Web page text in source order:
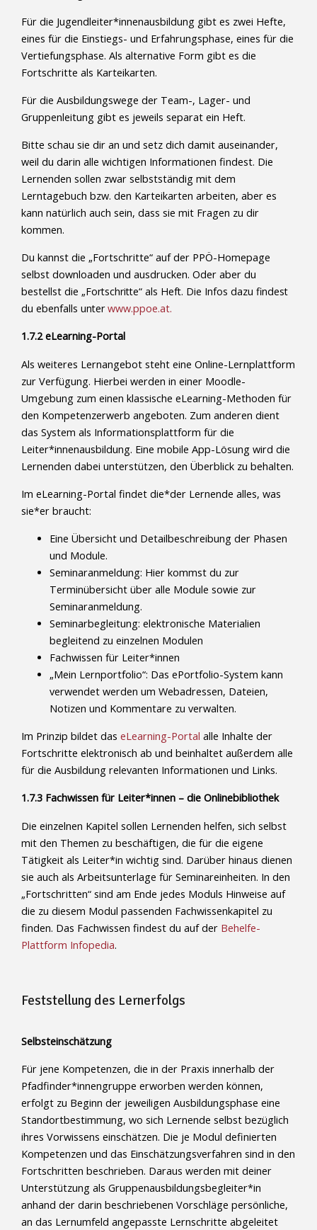
Für die Jugendleiter*innenausbildung gibt es zwei Hefte,
eines für die Einstiegs- und Erfahrungsphase, eines für die
Vertiefungsphase. Als alternative Form gibt es die
Fortschritte als Karteikarten.
Für die Ausbildungswege der Team-, Lager- und
Gruppenleitung gibt es jeweils separat ein Heft.
Bitte schau sie dir an und setz dich damit auseinander,
weil du darin alle wichtigen Informationen findest. Die
Lernenden sollen zwar selbstständig mit dem
Lerntagebuch bzw. den Karteikarten arbeiten, aber es
kann natürlich auch sein, dass sie mit Fragen zu dir
kommen.
Du kannst die „Fortschritte“ auf der PPÖ-Homepage
selbst downloaden und ausdrucken. Oder aber du
bestellst die „Fortschritte“ als Heft. Die Infos dazu findest
du ebenfalls unterwww.ppoe.at.
1.7.2 eLearning-Portal
Als weiteres Lernangebot steht eine Online-Lernplattform
zur Verfügung. Hierbei werden in einer Moodle-
Umgebung zum einen klassische eLearning-Methoden für
den Kompetenzerwerb angeboten. Zum anderen dient
das System als Informationsplattform für die
Leiter*innenausbildung. Eine mobile App-Lösung wird die
Lernenden dabei unterstützen, den Überblick zu behalten.
Im eLearning-Portal findet die*der Lernende alles, was
sie*er braucht:
Eine Übersicht und Detailbeschreibung der Phasen
und Module.
Seminaranmeldung: Hier kommst du zur
Terminübersicht über alle Module sowie zur
Seminaranmeldung.
Seminarbegleitung: elektronische Materialien
begleitend zu einzelnen Modulen
Fachwissen für Leiter*innen
„Mein Lernportfolio“: Das ePortfolio-System kann
verwendet werden um Webadressen, Dateien,
Notizen und Kommentare zu verwalten.
Im Prinzip bildet das eLearning-Portal alle Inhalte der
Fortschritte elektronisch ab und beinhaltet außerdem alle
für die Ausbildung relevanten Informationen und Links.
1.7.3 Fachwissen für Leiter*innen – die Onlinebibliothek
Die einzelnen Kapitel sollen Lernenden helfen, sich selbst
mit den Themen zu beschäftigen, die für die eigene
Tätigkeit als Leiter*in wichtig sind. Darüber hinaus dienen
sie auch als Arbeitsunterlage für Seminareinheiten. In den
„Fortschritten“ sind am Ende jedes Moduls Hinweise auf
die zu diesem Modul passenden Fachwissenkapitel zu
finden. Das Fachwissen findest du auf der Behelfe-
Plattform Infopedia.
Feststellung des Lernerfolgs
Selbsteinschätzung
Für jene Kompetenzen, die in der Praxis innerhalb der
Pfadfinder*innengruppe erworben werden können,
erfolgt zu Beginn der jeweiligen Ausbildungsphase eine
Standortbestimmung, wo sich Lernende selbst bezüglich
ihres Vorwissens einschätzen. Die je Modul definierten
Kompetenzen und das Einschätzungsverfahren sind in den
Fortschritten beschrieben. Daraus werden mit deiner
Unterstützung als Gruppenausbildungsbegleiter*in
anhand der darin beschriebenen Vorschläge persönliche,
an das Lernumfeld angepasste Lernschritte abgeleitet